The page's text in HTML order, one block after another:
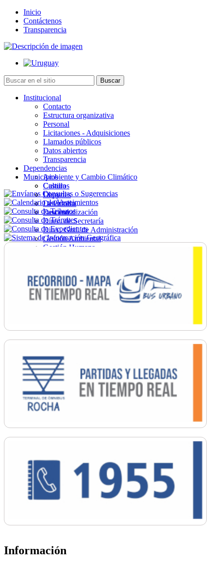
Inicio
Contáctenos
Transparencia
Institucional
Contacto
Estructura organizativa
Personal
Licitaciones - Adquisiciones
Llamados públicos
Datos abiertos
Transparencia
Dependencias
Ambiente y Cambio Climático
Cultura
Deportes
Desarrollo
Descentralización
Direc. de Secretaría
Direc. Gral. de Administración
Gestión Ambiental
Gestión Humana
Ordenamiento
Promoción Social
Salud
Secretaría General
Municipios
Castillos
Chuy
La Paloma
Lascano
Información